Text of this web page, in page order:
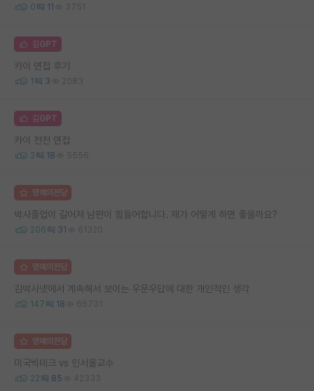
0 11 3751
김GPT
카이 면접 후기
1 3 2083
김GPT
카이 전전 면접
2 18 5556
명예의전당
박사졸업이 길어져 남편이 힘들어합니다. 제가 어떻게 하면 좋을까요?
206 31 61320
명예의전당
김박사넷에서 계속해서 보이는 우문우답에 대한 개인적인 생각
147 18 66731
명예의전당
미국빅테크 vs 인서울교수
22 85 42333